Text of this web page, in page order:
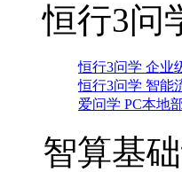
恒行3问
恒行3问学 企业
恒行3问学 智能
爱问学 PC本地
智算基